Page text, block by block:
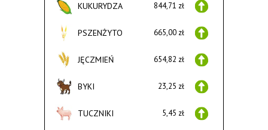
KUKURYDZA 844,71 zł
PSZENŻYTO 665,00 zł
JĘCZMIEŃ 654,82 zł
BYKI 23,25 zł
TUCZNIKI 5,45 zł